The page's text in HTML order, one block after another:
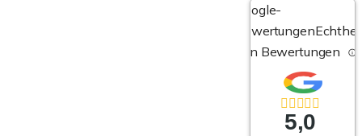
Google-
Bewertungen
von Bewertungen
5,0